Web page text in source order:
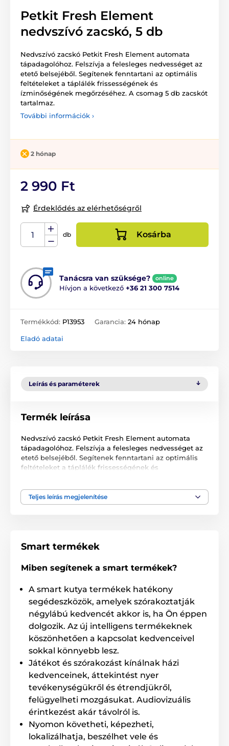
Petkit Fresh Element
nedvszívó zacskó, 5 db
Nedvszívó zacskó Petkit Fresh Element automata
tápadagolóhoz. Felszívja a felesleges nedvességet az
etető belsejéből. Segítenek fenntartani az optimális
feltételeket a táplálék frissességének és
ízminőségének megőrzéséhez. A csomag 5 db zacskót
tartalmaz.
További információk ›
2 hónap
2 990 Ft
Érdeklődés az elérhetőségről
db Kosárba
Tanácsra van szüksége? online
Hívjon a következő +36 21 300 7514
Termékkód: P13953 Garancia: 24 hónap
Eladó adatai
Leírás és paraméterek
Termék leírása
Nedvszívó zacskó Petkit Fresh Element automata
tápadagolóhoz. Felszívja a felesleges nedvességet az
etető belsejéből. Segítenek fenntartani az optimális
feltételeket a táplálék frissességének és
felszívására a tápadagolóban
Segítenek fenntartani az optimális feltételeket a
tápanyag frissességének megőrzéséhez
A termék hátrányai:
Nincs
A csomag tartalma:
5 db nedvszívó zacskó a Fresh Element smart
adagolóhoz
Megjegyzés: A kép csak illusztráció.
Teljes leírás megjelenítése
Smart termékek
Miben segítenek a smart termékek?
A smart kutya termékek hatékony
segédeszközök, amelyek szórakoztatják
négylábú kedvencét akkor is, ha Ön éppen
dolgozik. Az új intelligens termékeknek
köszönhetően a kapcsolat kedvenceivel
sokkal könnyebb lesz.
Játékot és szórakozást kínálnak házi
kedvenceinek, áttekintést nyer
tevékenységükről és étrendjükről,
felügyelheti mozgásukat. Audiovizuális
érintkezést akár távolról is.
Nyomon követheti, képezheti,
lokalizálhatja, beszélhet vele és